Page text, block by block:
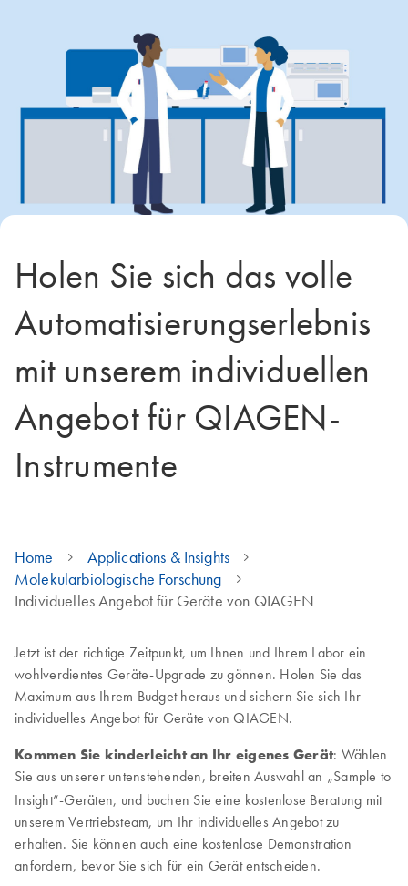
Holen Sie sich das volle
Automatisierungserlebnis
mit unserem individuellen
Angebot für QIAGEN-
Instrumente
Home
Applications & Insights
Molekularbiologische Forschung
Individuelles Angebot für Geräte von QIAGEN
Jetzt ist der richtige Zeitpunkt, um Ihnen und Ihrem Labor ein
wohlverdientes Geräte-Upgrade zu gönnen. Holen Sie das
Maximum aus Ihrem Budget heraus und sichern Sie sich Ihr
individuelles Angebot für Geräte von QIAGEN.
Kommen Sie kinderleicht an Ihr eigenes Gerät: Wählen
Sie aus unserer untenstehenden, breiten Auswahl an „Sample to
Insight“-Geräten, und buchen Sie eine kostenlose Beratung mit
unserem Vertriebsteam, um Ihr individuelles Angebot zu
erhalten. Sie können auch eine kostenlose Demonstration
anfordern, bevor Sie sich für ein Gerät entscheiden.